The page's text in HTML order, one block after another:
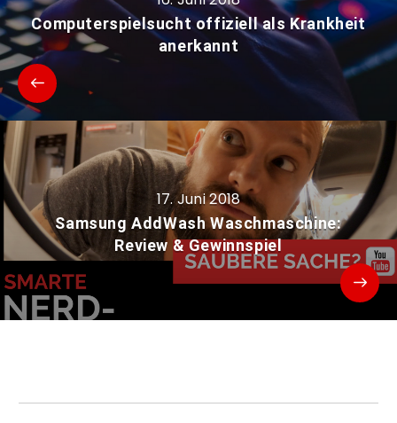
Computerspielsucht offiziell als Krankheit
anerkannt
17. Juni 2018
Samsung AddWash Waschmaschine:
Review & Gewinnspiel